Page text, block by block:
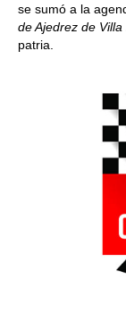
se sumó a la
de Ajedrez de
patria.